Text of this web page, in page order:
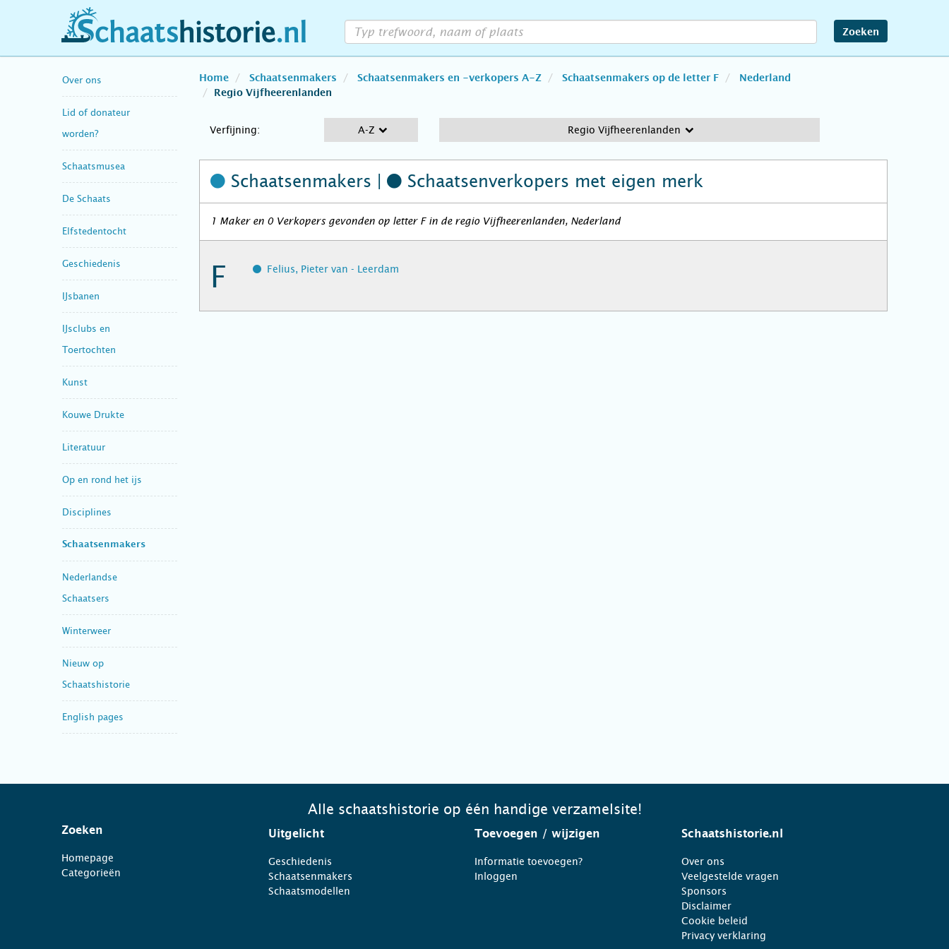
schaatshistorie.nl Zoeken
Over ons
Lid of donateur
worden?
Schaatsmusea
De Schaats
Elfstedentocht
Geschiedenis
IJsbanen
IJsclubs en
Toertochten
Kunst
Kouwe Drukte
Literatuur
Op en rond het ijs
Disciplines
Schaatsenmakers
Nederlandse
Schaatsers
Winterweer
Nieuw op
Schaatshistorie
English pages
Home Schaatsenmakers Schaatsenmakers en -verkopers A-Z Schaatsenmakers op de letter F
Nederland
Regio Vijfheerenlanden
Verfijning: A-Z Regio Vijfheerenlanden
Schaatsenmakers | Schaatsenverkopers met eigen merk
1 Maker en 0 Verkopers gevonden op letter F in de regio Vijfheerenlanden, Nederland
F Felius, Pieter van - Leerdam
Alle schaatshistorie op één handige verzamelsite!
Zoeken
Homepage
Categorieën
Uitgelicht
Geschiedenis
Schaatsenmakers
Schaatsmodellen
Toevoegen / wijzigen
Informatie toevoegen?
Inloggen
Schaatshistorie.nl
Over ons
Veelgestelde vragen
Sponsors
Disclaimer
Cookie beleid
Privacy verklaring